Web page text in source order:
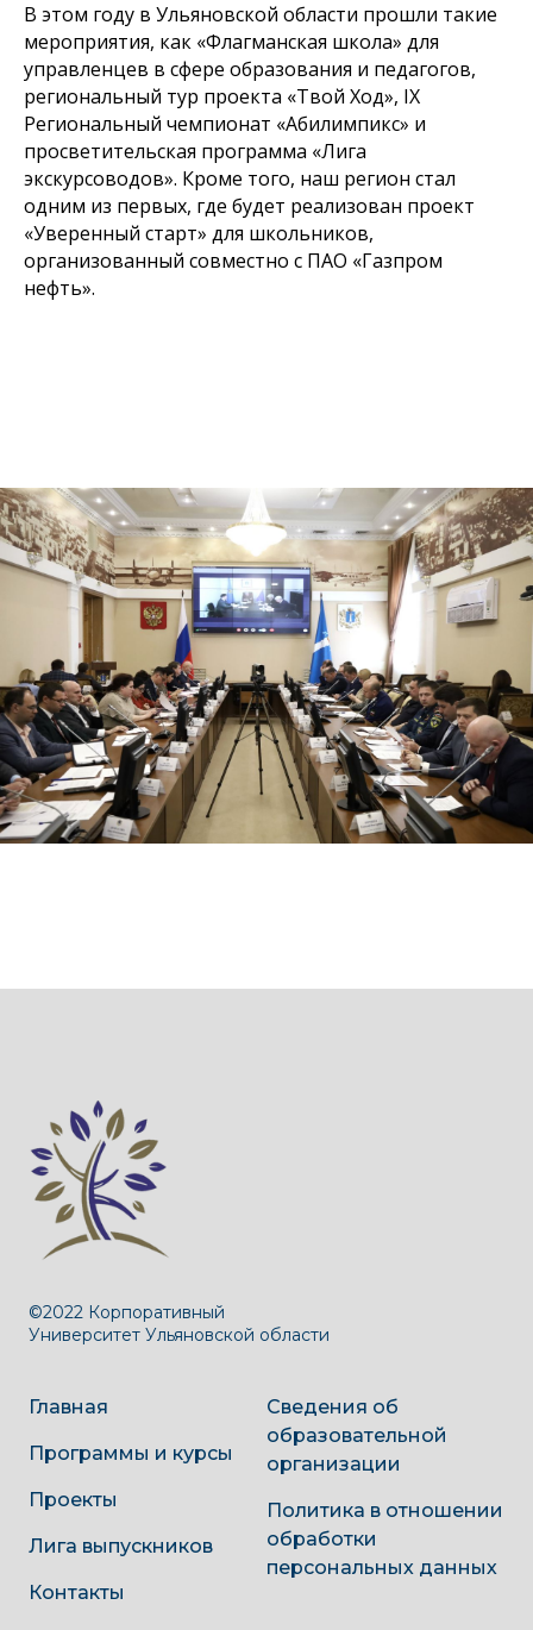
В этом году в Ульяновской области прошли такие
мероприятия, как «Флагманская школа» для
управленцев в сфере образования и педагогов,
региональный тур проекта «Твой Ход», IX
Региональный чемпионат «Абилимпикс» и
просветительская программа «Лига
экскурсоводов». Кроме того, наш регион стал
одним из первых, где будет реализован проект
«Уверенный старт» для школьников,
организованный совместно с ПАО «Газпром
нефть».
©2022 Корпоративный
Университет Ульяновской области
Главная
Программы и курсы
Проекты
Лига выпускников
Контакты
Сведения об
образовательной
организации
Политика в отношении
обработки
персональных данных